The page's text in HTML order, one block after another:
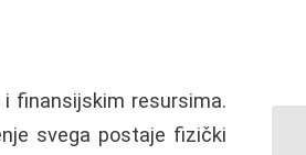
finansijskim resursima.
svega postaje fizički